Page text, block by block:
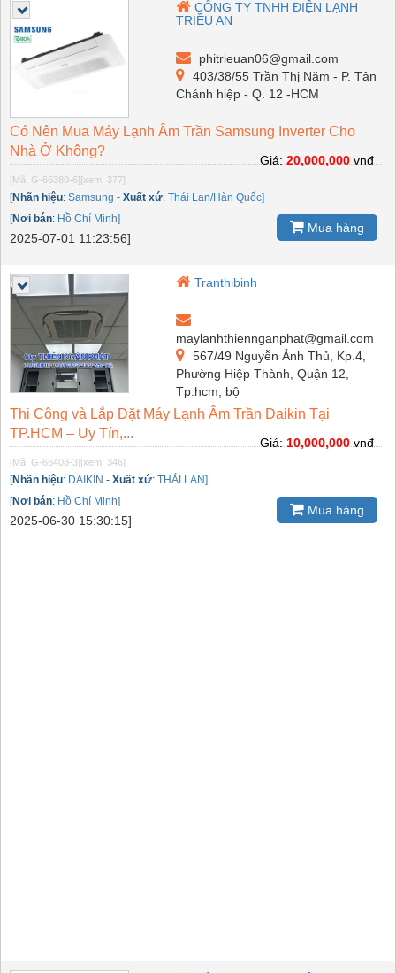
CÔNG TY TNHH ĐIỆN LẠNH
TRIỀU AN
phitrieuan06@gmail.com
403/38/55 Trần Thị Năm - P. Tân
Chánh hiệp - Q. 12 -HCM
Có Nên Mua Máy Lạnh Âm Trần Samsung Inverter Cho
Nhà Ở Không?
[Mã: G-66380-6][xem: 377]
[Nhãn hiệu: Samsung - Xuất xứ: Thái Lan/Hàn Quốc]
[Nơi bán: Hồ Chí Minh]
2025-07-01 11:23:56]
Giá: 20,000,000 vnđ
Mua hàng
Tranthibinh
maylanhthiennganphat@gmail.com
567/49 Nguyễn Ảnh Thủ, Kp.4,
Phường Hiệp Thành, Quận 12,
Tp.hcm, bộ
Thi Công và Lắp Đặt Máy Lạnh Âm Trần Daikin Tại
TP.HCM – Uy Tín,...
[Mã: G-66408-3][xem: 346]
[Nhãn hiệu: DAIKIN - Xuất xứ: THÁI LAN]
[Nơi bán: Hồ Chí Minh]
2025-06-30 15:30:15]
Giá: 10,000,000 vnđ
Mua hàng